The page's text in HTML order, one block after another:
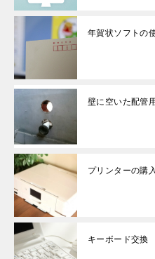
年賀状ソフトの
壁に空いた配管
プリンターの購
キーボード交換